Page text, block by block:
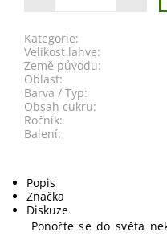
Kategorie:
Velikost lahve:
Země původu:
Oblast:
Barva / Typ:
Obsah cukru:
Ročník:
Balení:
Popis
Značka
Diskuze
Ponořte se do světa